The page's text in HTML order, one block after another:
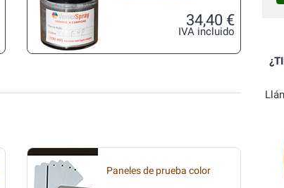
34,40 €
IVA incluido
Paneles de prueba color